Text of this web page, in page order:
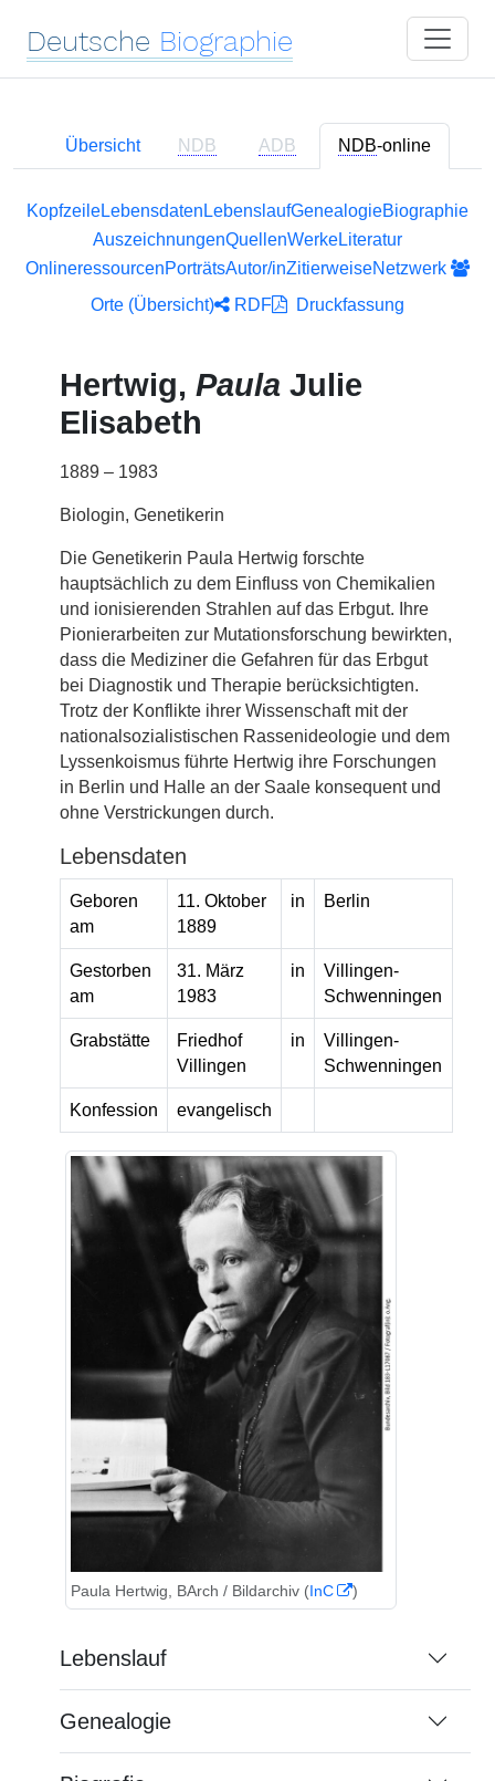
Deutsche Biographie
Übersicht NDB ADB NDB-online
KopfzeileLebensdaten LebenslaufGenealogieBiographie
AuszeichnungenQuellenWerkeLiteratur
OnlineressourcenPorträtsAutor/inZitierweiseNetzwerk
Orte (Übersicht)
RDF Druckfassung
Hertwig, Paula Julie
Elisabeth
1889 – 1983
Biologin, Genetikerin
Die Genetikerin Paula Hertwig forschte
hauptsächlich zu dem Einfluss von Chemikalien
und ionisierenden Strahlen auf das Erbgut. Ihre
Pionierarbeiten zur Mutationsforschung bewirkten,
dass die Mediziner die Gefahren für das Erbgut
bei Diagnostik und Therapie berücksichtigten.
Trotz der Konflikte ihrer Wissenschaft mit der
nationalsozialistischen Rassenideologie und dem
Lyssenkoismus führte Hertwig ihre Forschungen
in Berlin und Halle an der Saale konsequent und
ohne Verstrickungen durch.
Lebensdaten
Geboren
am
11. Oktober
1889
in Berlin
Gestorben
am
31. März
1983
in
Villingen-
Schwenningen
Grabstätte
Friedhof
Villingen
in
Villingen-
Schwenningen
Konfession evangelisch
Paula Hertwig, BArch / Bildarchiv (InC )
Lebenslauf
Genealogie